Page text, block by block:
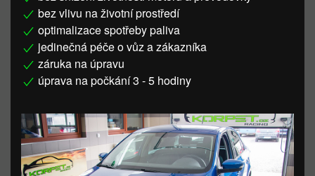
bez vlivu na životní prostředí
optimalizace spotřeby paliva
jedinečná péče o vůz a zákazníka
záruka na úpravu
úprava na počkání 3 - 5 hodiny